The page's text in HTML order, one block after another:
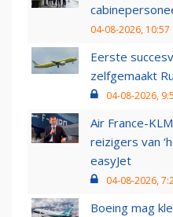
04-08-2026, 10:57
Eerste
zelfgemaakt
04-08-2026,
Air France-
reizigers van
easyJet
04-08-2026,
Boeing mag